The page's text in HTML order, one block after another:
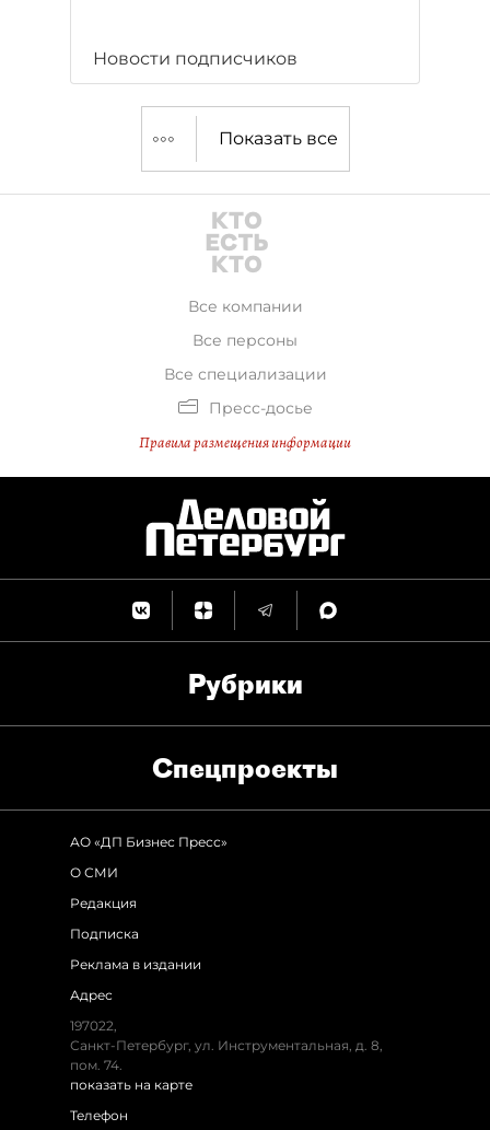
Новости подписчиков
Показать все
Все компании
Все персоны
Все специализации
Пресс-досье
Правила размещения информации
Рубрики
Спец­проекты
АО «ДП Бизнес Пресс»
О СМИ
Редакция
Подписка
Реклама в издании
Адрес
197022,
Санкт-Петербург, ул. Инструментальная, д. 8,
пом. 74.
показать на карте
Телефон